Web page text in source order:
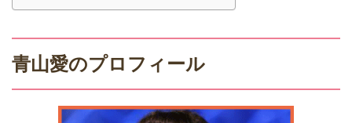
青山愛のプロフィール